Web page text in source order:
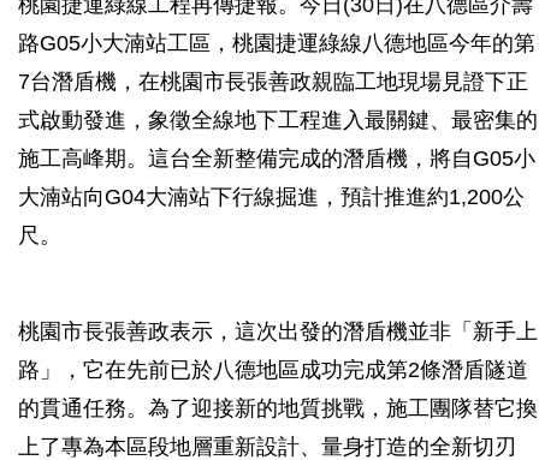
桃園捷運綠線工程再傳捷報。今日 (30日)在八德區介壽
路G05小大湳站工區，桃園捷運綠線八德地區今年的第
7台潛盾機，在桃園市長張善政親臨工地現場見證下正
式啟動發進，象徵全線地下工程進入最關鍵、最密集的
施工高峰期。這台全新整備完成的潛盾機，將自G05小
大湳站向G04大湳站下行線掘進，預計推進約1,200公
尺。
桃園市長張善政表示，這次出發的潛盾機並非「新手上
路」，它在先前已於八德地區成功完成第2條潛盾隧道
的貫通任務。為了迎接新的地質挑戰，施工團隊替它換
上了專為本區段地層重新設計、量身打造的全新切刃